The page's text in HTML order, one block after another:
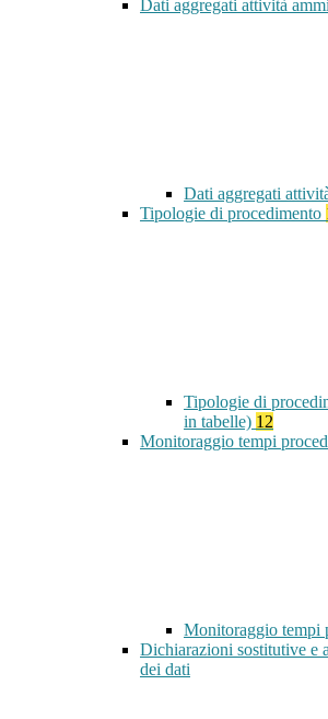
Dati aggregati attività
Dati aggregati
Tipologie di procedimento
Tipologie di
in tabelle) 12
Monitoraggio tempi
Monitoraggio tempi
Dichiarazioni sostitutive e
dei dati